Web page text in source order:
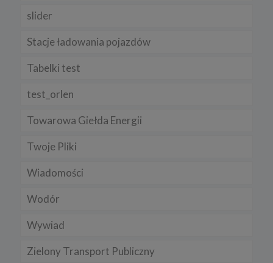
slider
Stacje ładowania pojazdów
Tabelki test
test_orlen
Towarowa Giełda Energii
Twoje Pliki
Wiadomości
Wodór
Wywiad
Zielony Transport Publiczny